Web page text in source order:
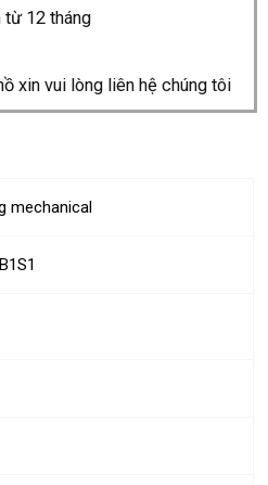
từ 12 tháng
xin vui lòng liên hệ chúng tôi
mechanical